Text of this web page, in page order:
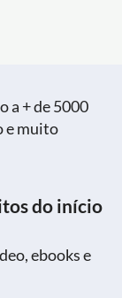
a + de 5000
e muito
do início
ebooks e